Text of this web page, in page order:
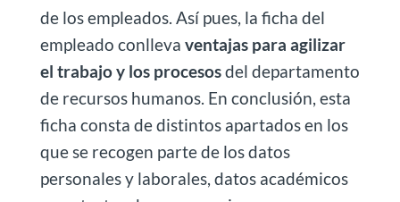
de los empleados. Así pues, la ficha del
empleado conlleva ventajas para agilizar
el trabajo y los procesosdel departamento
de recursos humanos. En conclusión, esta
ficha consta de distintos apartados en los
que se recogen parte de los datos
personales y laborales, datos académicos